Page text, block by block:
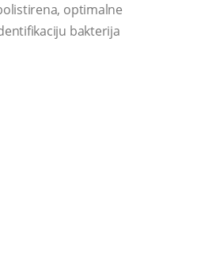
optimalne
bakterija